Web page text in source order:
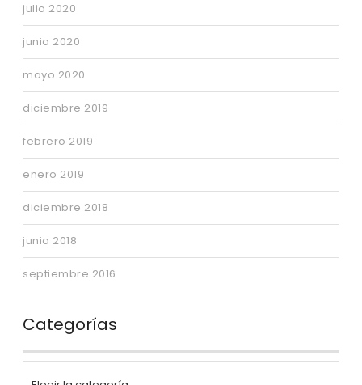
julio 2020
junio 2020
mayo 2020
diciembre 2019
febrero 2019
enero 2019
diciembre 2018
junio 2018
septiembre 2016
Categorías